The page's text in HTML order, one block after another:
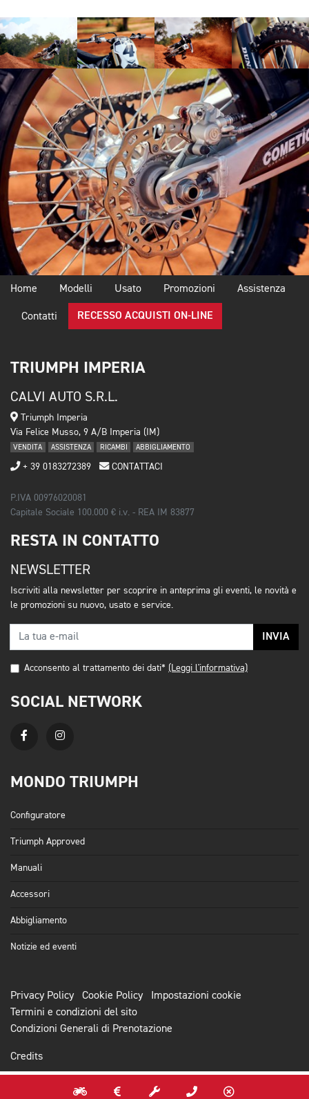
Home Modelli Usato Promozioni Assistenza
Contatti RECESSO ACQUISTI ON-LINE
TRIUMPH IMPERIA
CALVI AUTO S.R.L.
Triumph Imperia
Via Felice Musso, 9 A/B Imperia (IM)
VENDITA ASSISTENZA RICAMBI ABBIGLIAMENTO
+ 39 0183272389 CONTATTACI
P.IVA 00976020081
Capitale Sociale 100.000 € i.v. - REA IM 83877
RESTA IN CONTATTO
NEWSLETTER
Iscriviti alla newsletter per scoprire in anteprima gli eventi, le novità e
le promozioni su nuovo, usato e service.
INVIA
Acconsento al trattamento dei dati* (Leggi l'informativa)
SOCIAL NETWORK
MONDO TRIUMPH
Configuratore
Triumph Approved
Manuali
Accessori
Abbigliamento
Notizie ed eventi
Privacy Policy Cookie Policy
Impostazioni cookie
Termini e condizioni del sito
Condizioni Generali di Prenotazione
Credits